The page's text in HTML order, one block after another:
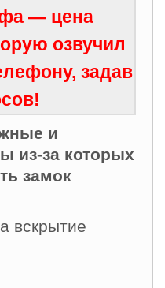
— цена
озвучил
задав
и
из-за которых
замок
вскрытие